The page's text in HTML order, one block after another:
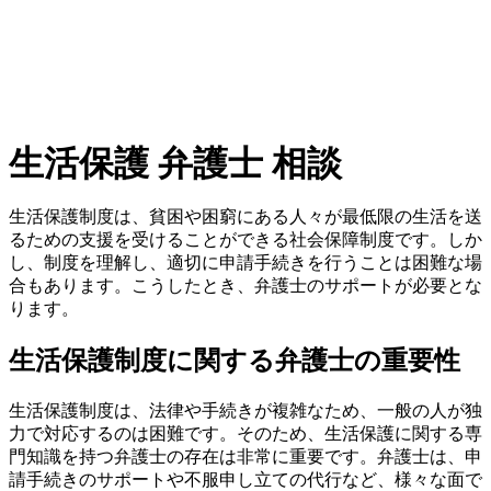
生活保護 弁護士 相談
生活保護制度は、貧困や困窮にある人々が最低限の生活を送
るための支援を受けることができる社会保障制度です。しか
し、制度を理解し、適切に申請手続きを行うことは困難な場
合もあります。こうしたとき、弁護士のサポートが必要とな
ります。
生活保護制度に関する弁護士の重要性
生活保護制度は、法律や手続きが複雑なため、一般の人が独
力で対応するのは困難です。そのため、生活保護に関する専
門知識を持つ弁護士の存在は非常に重要です。弁護士は、申
請手続きのサポートや不服申し立ての代行など、様々な面で